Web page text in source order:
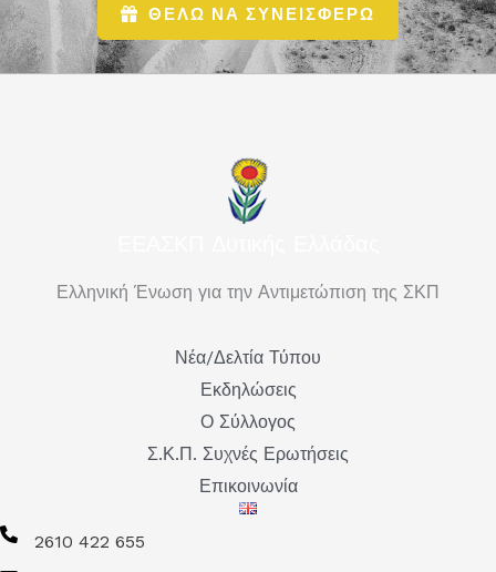
ΘΕΛΩ ΝΑ ΣΥΝΕΙΣΦΕΡΩ
Ελληνική Ένωση για την Αντιμετώπιση της ΣΚΠ
Νέα/Δελτία Τύπου
Εκδηλώσεις
Ο Σύλλογος
Σ.Κ.Π. Συχνές Ερωτήσεις
Επικοινωνία
2610 422 655